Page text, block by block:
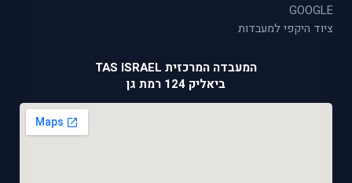
GOOGLE
ציוד היקפי למעבדות
המעבדה המרכזית TAS ISRAEL
ביאליק 124 רמת גן